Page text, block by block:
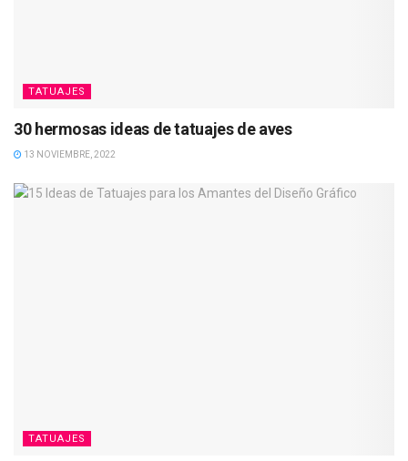
TATUAJES
30 hermosas ideas de tatuajes de aves
13 NOVIEMBRE, 2022
TATUAJES